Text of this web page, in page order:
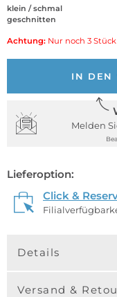
klein / schmal
geschnitten
Achtung: Nur noch 3
IN DEN
Melden
Lieferoption:
Click &
Details
Versand &